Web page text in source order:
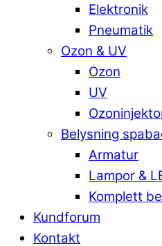
Elektronik
Pneumatik
Ozon & UV
Ozon
UV
Belysning
Armatur
Lampor &
Komplett
Kundforum
Kontakt